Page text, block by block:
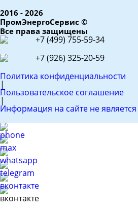
2016 - 2026
ПромЭнергоСервис ©
Все права защищены
+7 (499) 755-59-34
+7 (926) 325-20-59
Политика конфиденциальности
|
Пользовательское соглашение
|
Информация на сайте не